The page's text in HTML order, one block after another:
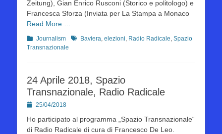
Zeitung), Gian Enrico Rusconi (Storico e politologo) e
Francesca Sforza (Inviata per La Stampa a Monaco
Read More …
Kategorien
Journalism Schlagworte
Baviera, elezioni, Radio Radicale, Spazio
Transnazionale
24 Aprile 2018, Spazio
Transnazionale, Radio Radicale
Posted25/04/2018
Ho participato al programma „Spazio Transnazionale“
di Radio Radicale di cura di Francesco De Leo.